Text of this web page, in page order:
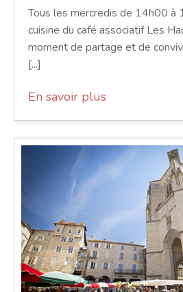
Tous les mercredis de 14h00 à
cuisine du café associatif Les
moment de partage et de
[...]
En savoir plus